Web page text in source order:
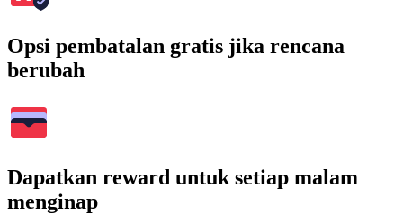
Opsi pembatalan gratis jika rencana
berubah
Dapatkan reward untuk setiap malam
menginap